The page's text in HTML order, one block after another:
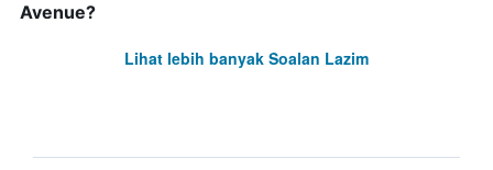
Avenue?
Lihat lebih banyak Soalan Lazim